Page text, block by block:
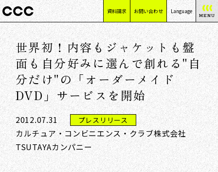
資料請求 お問い合わせ Language
日本語
English
简体中文
繁體中文
MENU
世界初！内容もジャケットも盤
面も自分好みに選んで創れる"自
分だけ"の「オーダーメイド
DVD」サービスを開始
2012.07.31 プレスリリース
カルチュア・コンビニエンス・クラブ株式会社
TSUTAYAカンパニー